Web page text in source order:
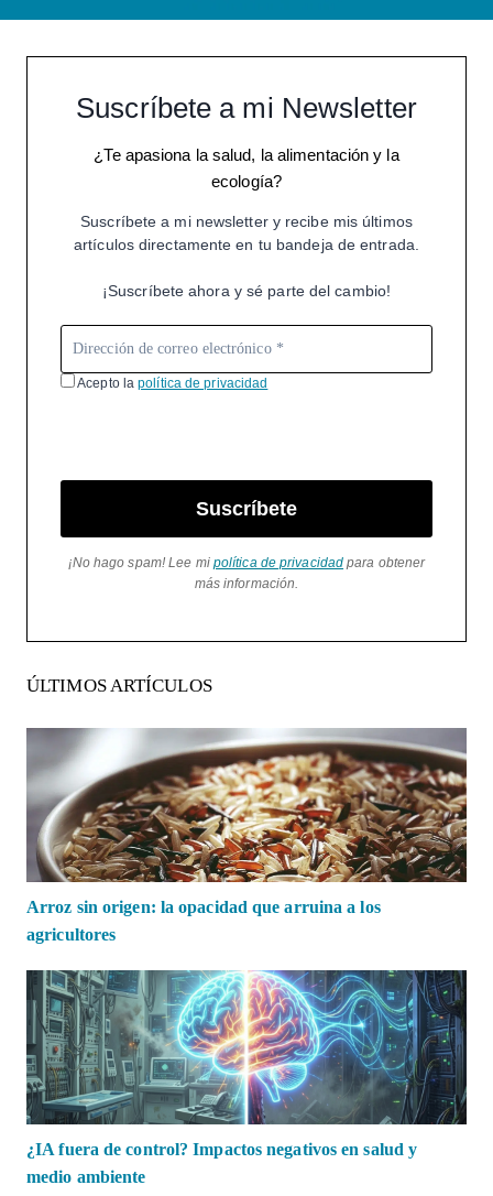
Suscríbete a mi Newsletter
¿Te apasiona la salud, la alimentación y la
ecología?
Suscríbete a mi newsletter y recibe mis últimos
artículos directamente en tu bandeja de entrada.
¡Suscríbete ahora y sé parte del cambio!
Acepto lapolítica de privacidad
Suscríbete
¡No hago spam! Lee mi política de privacidad para obtener
más información.
ÚLTIMOS ARTÍCULOS
Arroz sin origen: la opacidad que arruina a los
agricultores
¿IA fuera de control? Impactos negativos en salud y
medio ambiente